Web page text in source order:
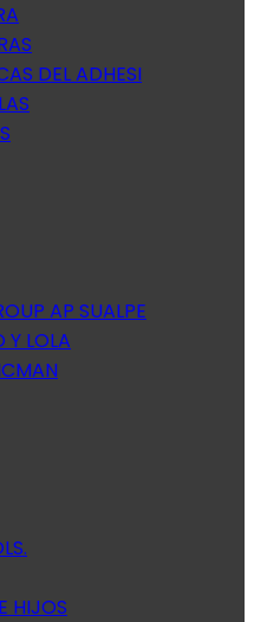
DEL ADHESI
AP SUALPE
Y LOLA
HIJOS